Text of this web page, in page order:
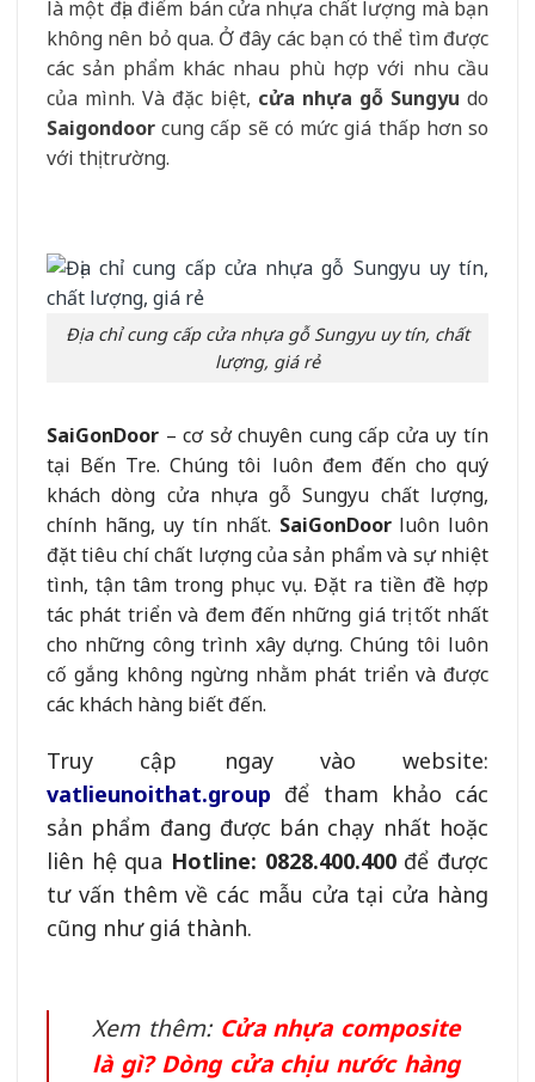
là một địa điểm bán cửa nhựa chất lượng mà bạn
không nên bỏ qua. Ở đây các bạn có thể tìm được
các sản phẩm khác nhau phù hợp với nhu cầu
của mình. Và đặc biệt, cửa nhựa gỗ Sungyu do
Saigondoor cung cấp sẽ có mức giá thấp hơn so
với thị trường.
Địa chỉ cung cấp cửa nhựa gỗ Sungyu uy tín, chất
lượng, giá rẻ
SaiGonDoor – cơ sở chuyên cung cấp cửa uy tín
tại Bến Tre. Chúng tôi luôn đem đến cho quý
khách dòng cửa nhựa gỗ Sungyu chất lượng,
chính hãng, uy tín nhất. SaiGonDoorluôn luôn
đặt tiêu chí chất lượng của sản phẩm và sự nhiệt
tình, tận tâm trong phục vụ. Đặt ra tiền đề hợp
tác phát triển và đem đến những giá trị tốt nhất
cho những công trình xây dựng. Chúng tôi luôn
cố gắng không ngừng nhằm phát triển và được
các khách hàng biết đến.
Truy cập ngay vào website:
vatlieunoithat.group để tham khảo các
sản phẩm đang được bán chạy nhất hoặc
liên hệ qua Hotline: 0828.400.400để được
tư vấn thêm về các mẫu cửa tại cửa hàng
cũng như giá thành.
Xem thêm: Cửa nhựa composite
là gì? Dòng cửa chịu nước hàng